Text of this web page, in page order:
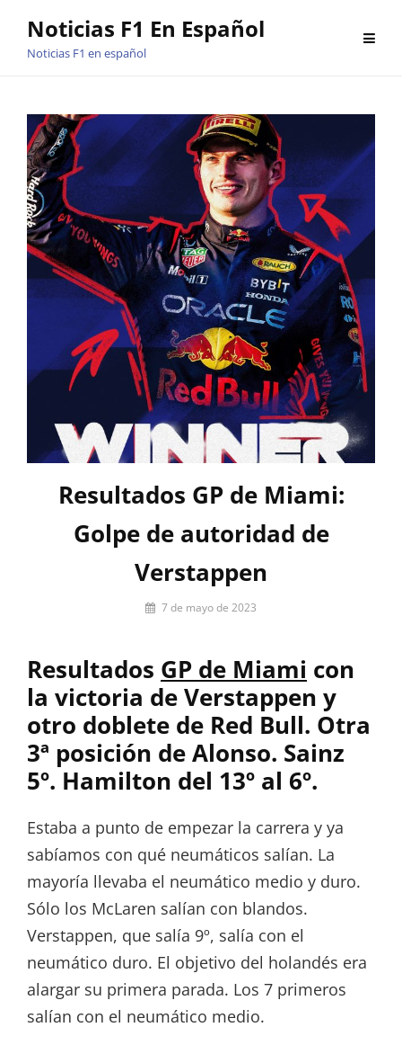
Noticias F1 En Español
Noticias F1 en español
Resultados GP de Miami:
Golpe de autoridad de
Verstappen
Por 7 de mayo de 2023
Resultados GP de Miami con
la victoria de Verstappen y
otro doblete de Red Bull. Otra
3ª posición de Alonso. Sainz
5º. Hamilton del 13º al 6º.
Estaba a punto de empezar la carrera y ya
sabíamos con qué neumáticos salían. La
mayoría llevaba el neumático medio y duro.
Sólo los McLaren salían con blandos.
Verstappen, que salía 9º, salía con el
neumático duro. El objetivo del holandés era
alargar su primera parada. Los 7 primeros
salían con el neumático medio.